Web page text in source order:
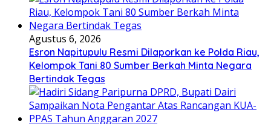
Agustus 6, 2026
Esron Napitupulu Resmi Dilaporkan ke Polda Riau,
Kelompok Tani 80 Sumber Berkah Minta Negara
Bertindak Tegas